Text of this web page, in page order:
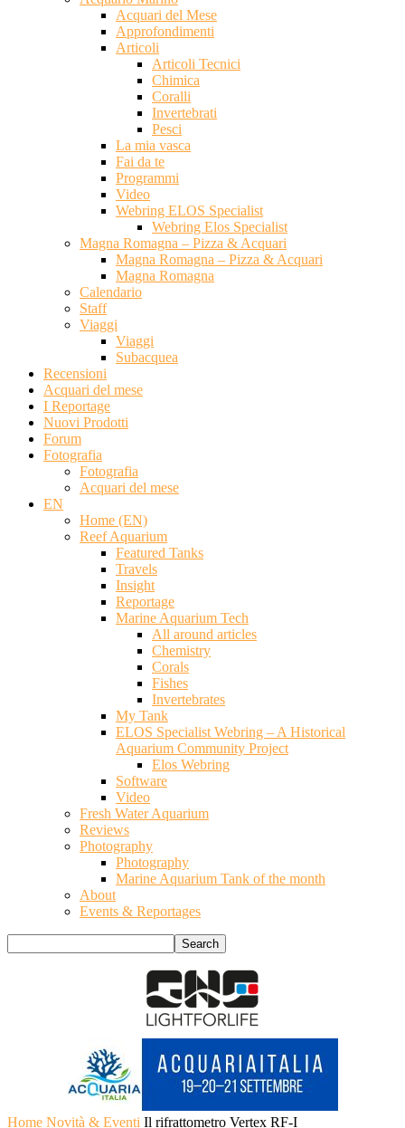
Acquari del Mese
Approfondimenti
Articoli
Articoli Tecnici
Chimica
Coralli
Invertebrati
Pesci
La mia vasca
Fai da te
Programmi
Video
Webring ELOS Specialist
Webring Elos Specialist
Magna Romagna – Pizza & Acquari
Magna Romagna – Pizza & Acquari
Magna Romagna
Calendario
Staff
Viaggi
Viaggi
Subacquea
Recensioni
Acquari del mese
I Reportage
Nuovi Prodotti
Forum
Fotografia
Fotografia
Acquari del mese
EN
Home (EN)
Reef Aquarium
Featured Tanks
Travels
Insight
Reportage
Marine Aquarium Tech
All around articles
Chemistry
Corals
Fishes
Invertebrates
My Tank
ELOS Specialist Webring – A Historical
Aquarium Community Project
Elos Webring
Software
Video
Fresh Water Aquarium
Reviews
Photography
Photography
Marine Aquarium Tank of the month
About
Events & Reportages
Home Novità & Eventi Il rifrattometro Vertex RF-I